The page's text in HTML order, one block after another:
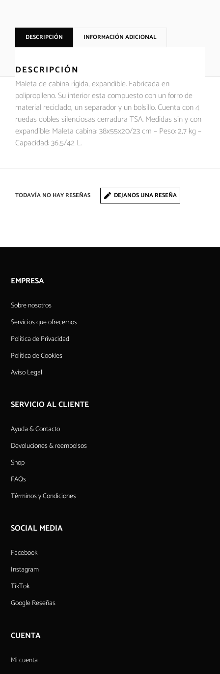
DESCRIPCIÓN INFORMACIÓN ADICIONAL
DESCRIPCIÓN
Maleta de cabina rígida, expandible. Fabricada en
polipropileno. Su interior esta compuesto con un forro de
material reciclado, un separador y un bolsillo. Cuenta con 4
ruedas dobles silenciosas cerradura TSA. Medidas sin y con
expandible: Maleta cabina: 38x55x20/23 cm – Peso: 2,7 kg –
Capacidad: 36,5/42 L.
TODAVÍA NO HAY RESEÑAS DEJANOS UNA RESEÑA
EMPRESA
Sobre nosotros
Servicios que ofrecemos
Política de Privacidad
Política de Cookies
Aviso Legal
SERVICIO AL CLIENTE
Ayuda & Contacto
Devoluciones & reembolsos
Shop
FAQs
Términos y Condiciones
SOCIAL MEDIA
Facebook
Instagram
TikTok
Google Reseñas
CUENTA
Mi cuenta